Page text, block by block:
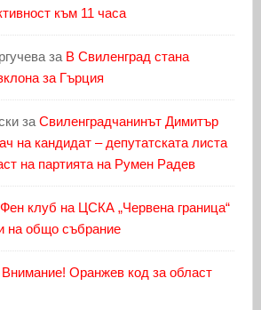
към 11 часа
за В Свиленград стана
за Гърция
за Свиленградчанинът Димитър
на кандидат – депутатската листа
на партията на Румен Радев
Фен клуб на ЦСКА „Червена граница“
на общо събрание
Внимание! Оранжев код за област